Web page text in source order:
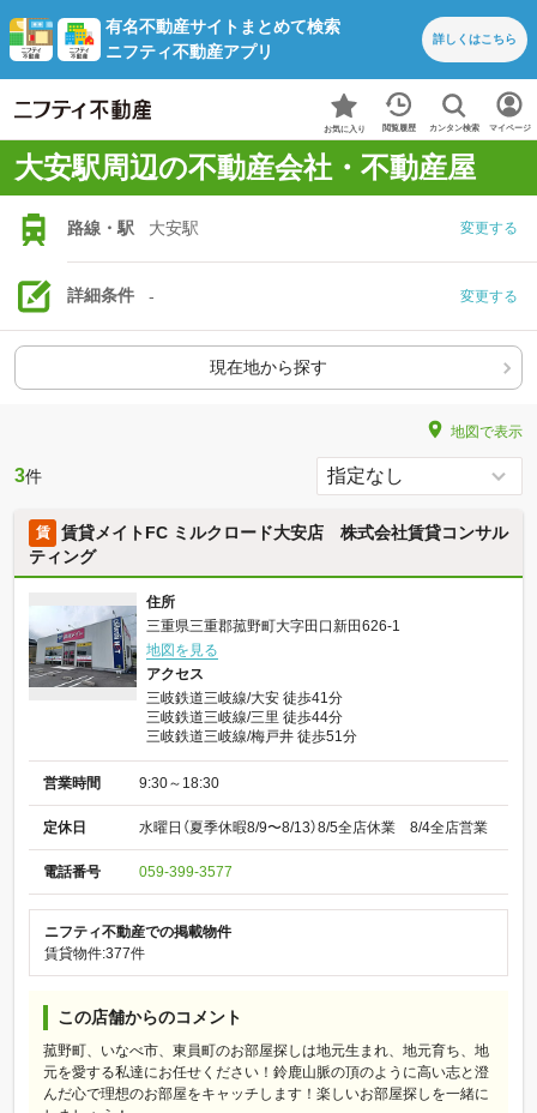
有名不動産サイトまとめて検索
ニフティ不動産アプリ
詳しくはこちら
お気に入り 閲覧履歴 カンタン検索 マイページ
大安駅周辺の不動産会社・不動産屋
路線・駅 大安駅 変更する
詳細条件 - 変更する
現在地から探す
地図で表示
3件
賃
賃貸メイトFC ミルクロード大安店 株式会社賃貸コンサル
ティング
住所
三重県三重郡菰野町大字田口新田626-1
地図を見る
アクセス
三岐鉄道三岐線/大安 徒歩41分
三岐鉄道三岐線/三里 徒歩44分
三岐鉄道三岐線/梅戸井 徒歩51分
営業時間 9:30～18:30
定休日 水曜日（夏季休暇8/9〜8/13）8/5全店休業 8/4全店営業
電話番号 059-399-3577
ニフティ不動産での掲載物件
賃貸物件:377件
この店舗からのコメント
菰野町、いなべ市、東員町のお部屋探しは地元生まれ、地元育ち、地
元を愛する私達にお任せください！鈴鹿山脈の頂のように高い志と澄
んだ心で理想のお部屋をキャッチします！楽しいお部屋探しを一緒に